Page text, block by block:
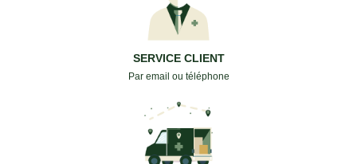
SERVICE CLIENT
Par email ou téléphone